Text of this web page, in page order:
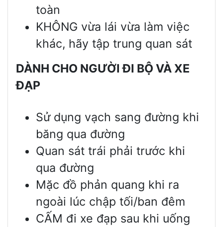
toàn
KHÔNG vừa lái vừa làm việc
khác, hãy tập trung quan sát
DÀNH CHO NGƯỜI ĐI BỘ VÀ XE
ĐẠP
Sử dụng vạch sang đường khi
băng qua đường
Quan sát trái phải trước khi
qua đường
Mặc đồ phản quang khi ra
ngoài lúc chập tối/ban đêm
CẤM đi xe đạp sau khi uống